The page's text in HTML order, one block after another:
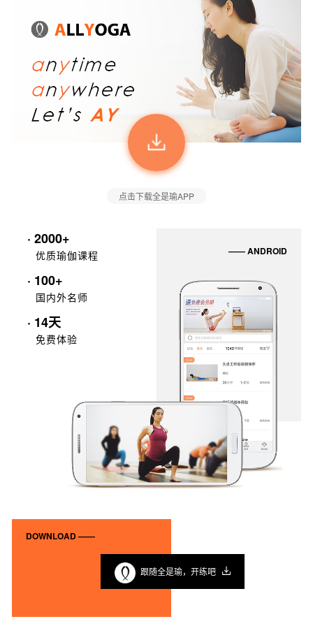
点击下载全是瑜APP
· 2000+
优质瑜伽课程
· 100+
国内外名师
· 14天
免费体验
—— ANDROID
DOWNLOAD ——
跟随全是瑜，开练吧